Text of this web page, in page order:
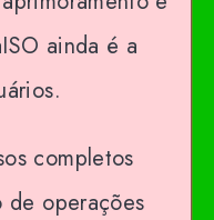
ainda é a
completos
de operações